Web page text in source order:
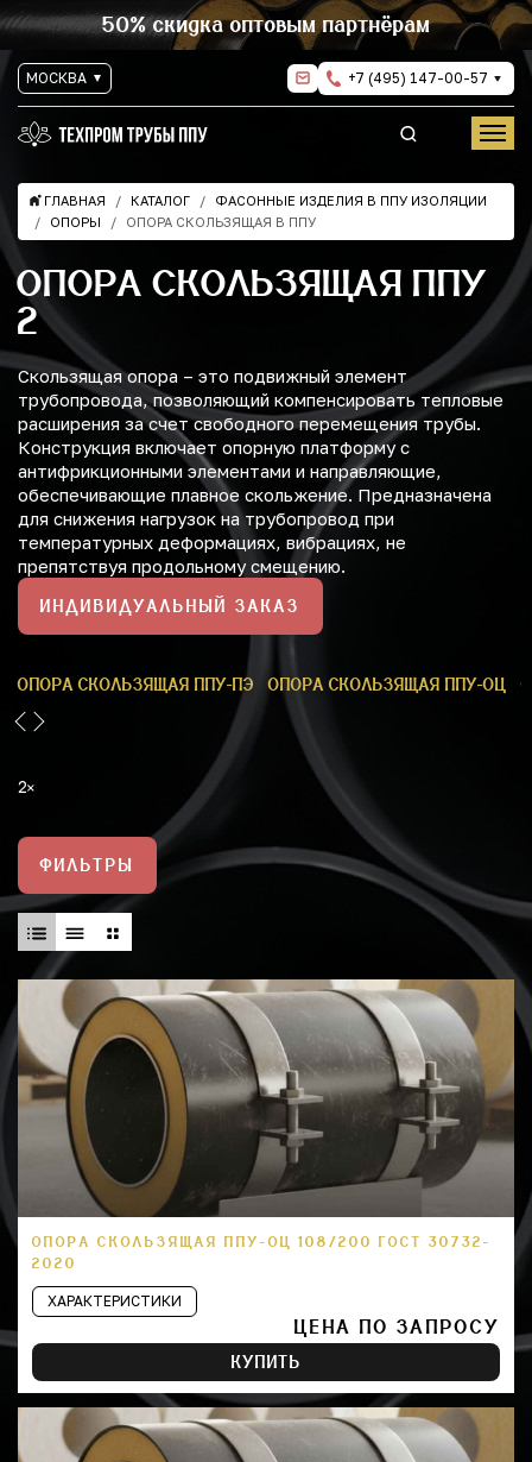
50% скидка оптовым партнёрам
МОСКВА +7 (495) 147-00-57
ГЛАВНАЯ КАТАЛОГ
ФАСОННЫЕ ИЗДЕЛИЯ В ППУ ИЗОЛЯЦИИ
ОПОРЫ
ОПОРА СКОЛЬЗЯЩАЯ В ППУ
ОПОРА СКОЛЬЗЯЩАЯ ППУ
2
Скользящая опора – это подвижный элемент
трубопровода, позволяющий компенсировать тепловые
расширения за счет свободного перемещения трубы.
Конструкция включает опорную платформу с
антифрикционными элементами и направляющие,
обеспечивающие плавное скольжение. Предназначена
для снижения нагрузок на трубопровод при
температурных деформациях, вибрациях, не
препятствуя продольному смещению.
ИНДИВИДУАЛЬНЫЙ ЗАКАЗ
ОПОРА СКОЛЬЗЯЩАЯ ППУ-ПЭ ОПОРА СКОЛЬЗЯЩАЯ ППУ-ОЦ
2
ФИЛЬТРЫ
ОПОРА СКОЛЬЗЯЩАЯ ППУ-ОЦ 108/200 ГОСТ 30732-
2020
ХАРАКТЕРИСТИКИ
ЦЕНА ПО ЗАПРОСУ
КУПИТЬ